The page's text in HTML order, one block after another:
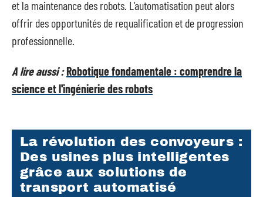
et la maintenance des robots. L’automatisation peut alors
offrir des opportunités de requalification et de progression
professionnelle.
A lire aussi :Robotique fondamentale : comprendre la
science et l'ingénierie des robots
La révolution des convoyeurs :
Des usines plus intelligentes
grâce aux solutions de
transport automatisé